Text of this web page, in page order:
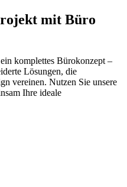
mit Büro
komplettes Bürokonzept –
Lösungen, die
vereinen. Nutzen Sie unsere
Ihre ideale